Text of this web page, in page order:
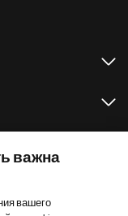
важна
вашего